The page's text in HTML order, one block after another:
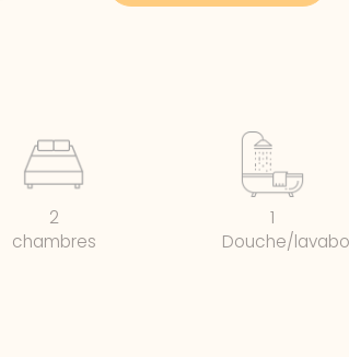
2
chambres
1
Douche/lavabo